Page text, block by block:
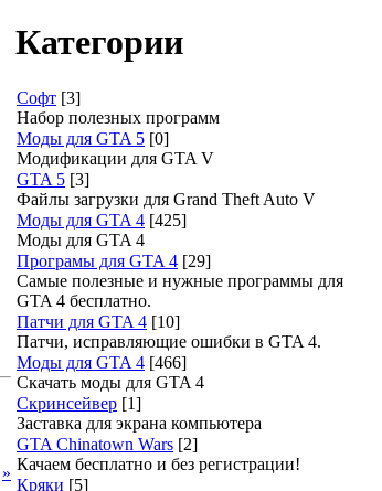
»
Категории
Софт [3]
Набор полезных программ
Моды для GTA 5 [0]
Модификации для GTA V
GTA 5 [3]
Файлы загрузки для Grand Theft Auto V
Моды для GTA 4 [425]
Моды для GTA 4
Програмы для GTA 4 [29]
Самые полезные и нужные программы для
GTA 4 бесплатно.
Патчи для GTA 4 [10]
Патчи, исправляющие ошибки в GTA 4.
Моды для GTA 4 [466]
Скачать моды для GTA 4
Скринсейвер [1]
Заставка для экрана компьютера
GTA Chinatown Wars [2]
Качаем бесплатно и без регистрации!
Кряки [5]